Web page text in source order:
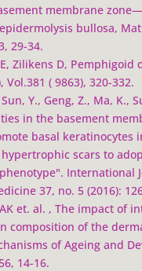
membrane
bullosa,
29-34.
Zilikens D, Pemphigoid
Vol.381 ( 9863), 320-332.
Y., Geng, Z., Ma, K.,
in the basement
basal keratinocytes
scars to
International
37, no. 5 (2016):
et. al. , The impact of
composition of the
of Ageing and
14-16.